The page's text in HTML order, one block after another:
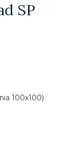
SP
100x100)